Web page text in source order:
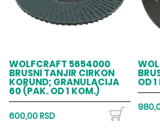
WOLFCRAFT 5654000
BRUSNI TANJIR CIRKON
KORUND; GRANULACIJA
60 (PAK. OD 1 KOM.)
600,00 RSD
OD